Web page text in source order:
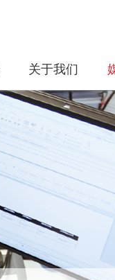
关于我们